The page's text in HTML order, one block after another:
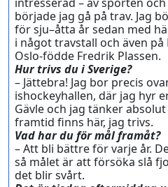
började jag gå på trav. Jag
för sju–åtta år sedan med
i något travstall och även
Oslo-födde Fredrik Plassen.
Hur trivs du i Sverige?
– Jättebra! Jag bor precis
ishockeyhallen, där jag hyr
Gävle och jag tänker
framtid finns här, jag trivs.
Vad har du för mål framåt?
– Att bli bättre för varje år.
så målet är att försöka slå
det blir svårt.